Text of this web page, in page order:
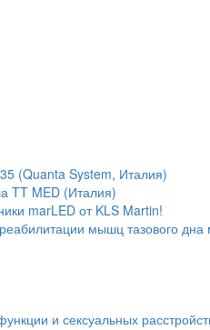
(Quanta System, Италия)
TT MED (Италия)
marLED от KLS Martin!
мышц тазового
и сексуальных